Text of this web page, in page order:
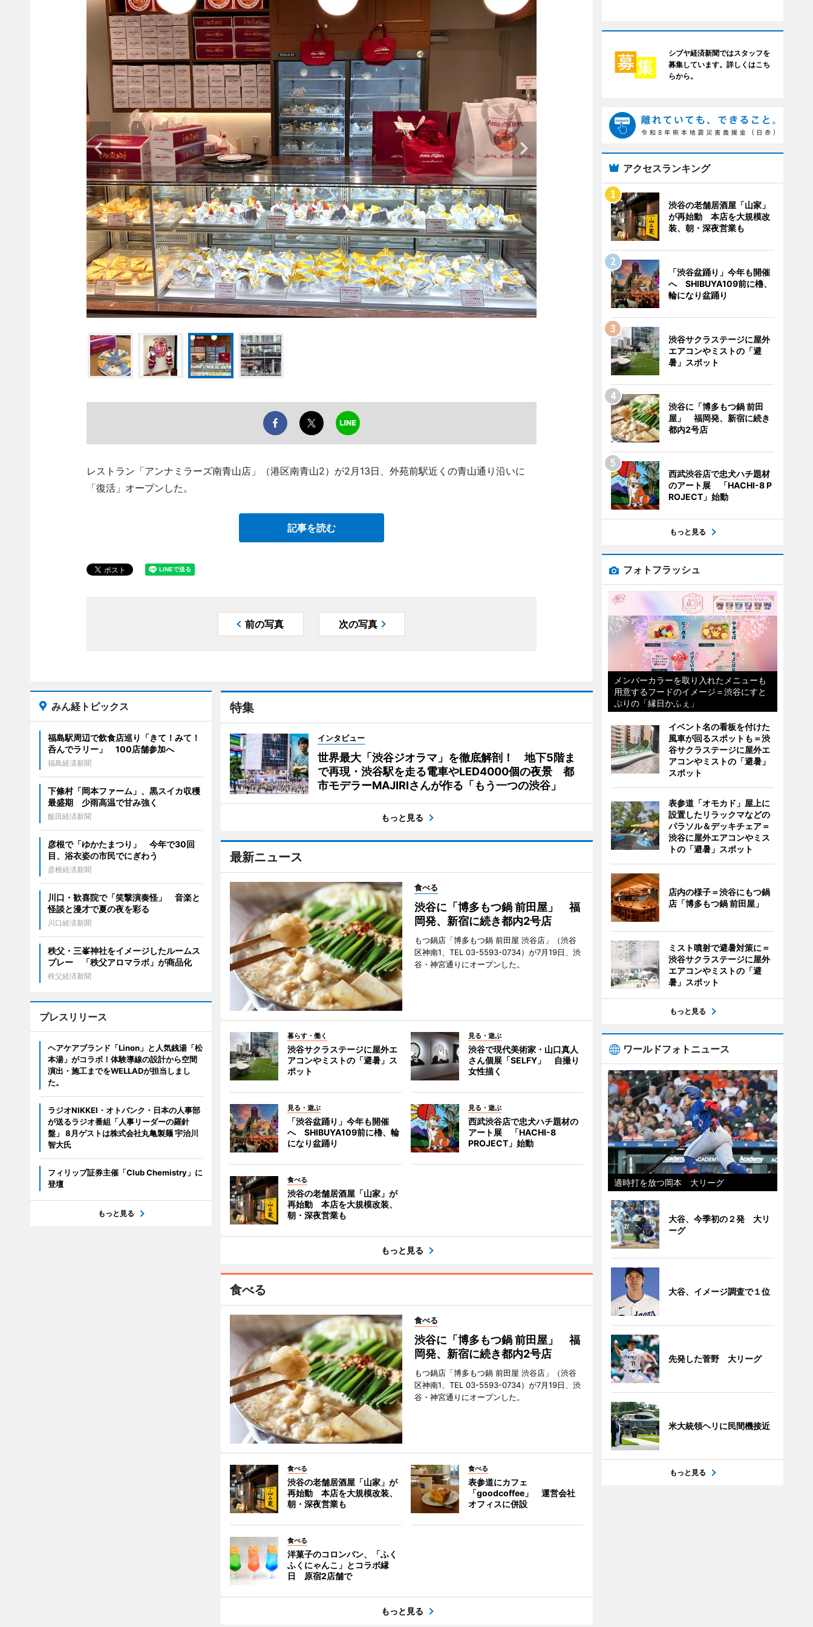
レストラン「アンナミラーズ南青山店」（港区南青山2）が2月13日、外苑前駅近くの青山通り沿いに
「復活」オープンした。
記事を読む
前の写真 次の写真
特集
インタビュー
世界最大「渋谷ジオラマ」を徹底解剖！ 地下5階ま
で再現・渋谷駅を走る電車やLED4000個の夜景 都
市モデラーMAJIRIさんが作る「もう一つの渋谷」
もっと見る
最新ニュース
食べる
渋谷に「博多もつ鍋 前田屋」 福
岡発、新宿に続き都内2号店
もつ鍋店「博多もつ鍋 前田屋 渋谷店」（渋谷
区神南1、TEL 03-5593-0734）が7月19日、渋
谷・神宮通りにオープンした。
暮らす・働く
渋谷サクラステージに屋外エ
アコンやミストの「避暑」ス
ポット
見る・遊ぶ
渋谷で現代美術家・山口真人
さん個展「SELFY」 自撮り
女性描く
見る・遊ぶ
「渋谷盆踊り」今年も開催
へ SHIBUYA109前に櫓、輪
になり盆踊り
見る・遊ぶ
西武渋谷店で忠犬ハチ題材の
アート展 「HACHI-8
PROJECT」始動
食べる
渋谷の老舗居酒屋「山家」が
再始動 本店を大規模改装、
朝・深夜営業も
もっと見る
食べる
食べる
渋谷に「博多もつ鍋 前田屋」 福
岡発、新宿に続き都内2号店
もつ鍋店「博多もつ鍋 前田屋 渋谷店」（渋谷
区神南1、TEL 03-5593-0734）が7月19日、渋
谷・神宮通りにオープンした。
食べる
渋谷の老舗居酒屋「山家」が
再始動 本店を大規模改装、
朝・深夜営業も
食べる
表参道にカフェ
「goodcoffee」 運営会社
オフィスに併設
食べる
洋菓子のコロンバン、「ふく
ふくにゃんこ」とコラボ縁
日 原宿2店舗で
もっと見る
みん経トピックス
福島駅周辺で飲食店巡り「きて！みて！
呑んでラリー」 100店舗参加へ
福島経済新聞
下條村「岡本ファーム」、黒スイカ収穫
最盛期 少雨高温で甘み強く
飯田経済新聞
彦根で「ゆかたまつり」 今年で30回
目、浴衣姿の市民でにぎわう
彦根経済新聞
川口・歓喜院で「笑撃演奏怪」 音楽と
怪談と漫才で夏の夜を彩る
川口経済新聞
秩父・三峯神社をイメージしたルームス
プレー 「秩父アロマラボ」が商品化
秩父経済新聞
プレスリリース
ヘアケアブランド「Linon」と人気銭湯「松
本湯」がコラボ！体験導線の設計から空間
演出・施工までをWELLADが担当しまし
た。
ラジオNIKKEI・オトバンク・日本の人事部
が送るラジオ番組「人事リーダーの羅針
盤」 8月ゲストは株式会社丸亀製麺 宇治川
智大氏
フィリップ証券主催「Club Chemistry」に
登壇
もっと見る
シブヤ経済新聞ではスタッフを
募集しています。詳しくはこち
らから。
アクセスランキング
渋谷の老舗居酒屋「山家」
が再始動 本店を大規模改
装、朝・深夜営業も
「渋谷盆踊り」今年も開催
へ SHIBUYA109前に櫓、
輪になり盆踊り
渋谷サクラステージに屋外
エアコンやミストの「避
暑」スポット
渋谷に「博多もつ鍋 前田
屋」 福岡発、新宿に続き
都内2号店
西武渋谷店で忠犬ハチ題材
のアート展 「HACHI-8 P
ROJECT」始動
もっと見る
フォトフラッシュ
メンバーカラーを取り入れたメニューも
用意するフードのイメージ＝渋谷にすと
ぷりの「縁日かふぇ」
イベント名の看板を付けた
風車が回るスポットも＝渋
谷サクラステージに屋外エ
アコンやミストの「避暑」
スポット
表参道「オモカド」屋上に
設置したリラックマなどの
パラソル＆デッキチェア＝
渋谷に屋外エアコンやミス
トの「避暑」スポット
店内の様子＝渋谷にもつ鍋
店「博多もつ鍋 前田屋」
ミスト噴射で避暑対策に＝
渋谷サクラステージに屋外
エアコンやミストの「避
暑」スポット
もっと見る
ワールドフォトニュース
適時打を放つ岡本 大リーグ
大谷、今季初の２発 大リ
ーグ
大谷、イメージ調査で１位
先発した菅野 大リーグ
米大統領ヘリに民間機接近
もっと見る